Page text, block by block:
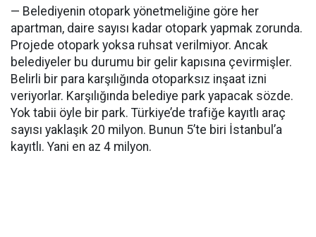
— Belediyenin otopark yönetmeliğine göre her
apartman, daire sayısı kadar otopark yapmak zorunda.
Projede otopark yoksa ruhsat verilmiyor. Ancak
belediyeler bu durumu bir gelir kapısına çevirmişler.
Belirli bir para karşılığında otoparksız inşaat izni
veriyorlar. Karşılığında belediye park yapacak sözde.
Yok tabii öyle bir park. Türkiye’de trafiğe kayıtlı araç
sayısı yaklaşık 20 milyon. Bunun 5’te biri İstanbul’a
kayıtlı. Yani en az 4 milyon.